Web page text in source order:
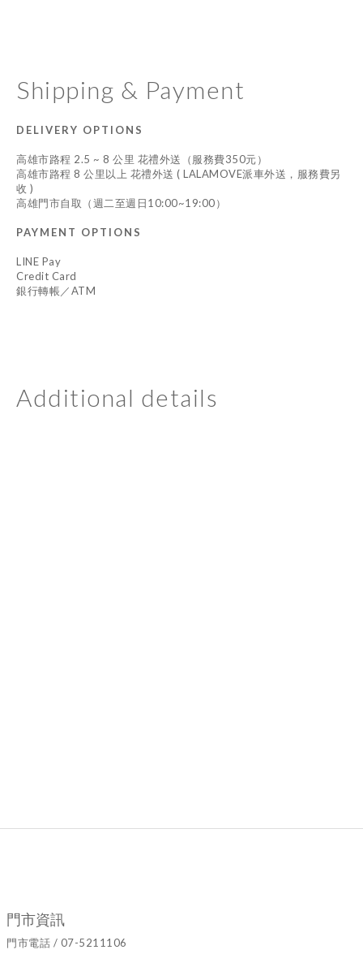
Shipping & Payment
DELIVERY OPTIONS
高雄市路程 2.5 ~ 8 公里 花禮外送（服務費350元）
高雄市路程 8 公里以上 花禮外送 ( LALAMOVE派車外送，服務費另
收 )
高雄門市自取（週二至週日10:00~19:00）
PAYMENT OPTIONS
LINE Pay
Credit Card
銀行轉帳／ATM
Additional details
門市資訊
門市電話 / 07-5211106